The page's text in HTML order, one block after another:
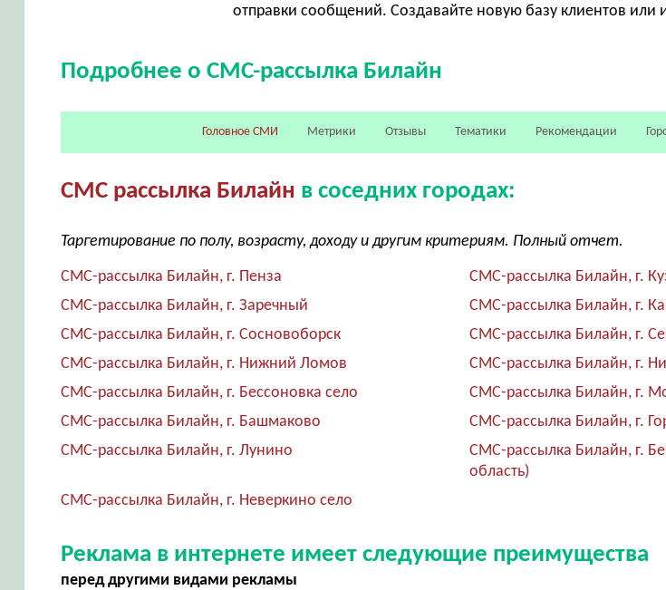
отправки сообщений. Создавайте новую базу клиентов или
Подробнее о СМС-рассылка Билайн
Головное СМИ Метрики Отзывы Тематики Рекомендации
СМС рассылка Билайн в соседних городах:
Таргетирование по полу, возрасту, доходу и другим критериям. Полный отчет.
СМС-рассылка Билайн, г. Пенза
СМС-рассылка Билайн, г.
СМС-рассылка Билайн, г. Заречный
СМС-рассылка Билайн, г.
СМС-рассылка Билайн, г. Сосновоборск
СМС-рассылка Билайн, г.
СМС-рассылка Билайн, г. Нижний Ломов
СМС-рассылка Билайн, г.
СМС-рассылка Билайн, г. Бессоновка село
СМС-рассылка Билайн, г.
СМС-рассылка Билайн, г. Башмаково
СМС-рассылка Билайн, г.
СМС-рассылка Билайн, г. Лунино
СМС-рассылка Билайн, г.
область)
СМС-рассылка Билайн, г. Неверкино село
Реклама в интернете имеет следующие преимущества
перед другими видами рекламы